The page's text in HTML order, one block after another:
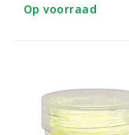
Op voorraad